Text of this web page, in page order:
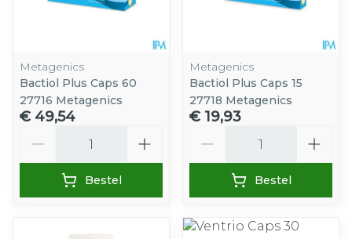
Metagenics
Bactiol Plus Caps 60
27716 Metagenics
€ 49,54
Bestel
Metagenics
Bactiol Plus Caps 15
27718 Metagenics
€ 19,93
Bestel